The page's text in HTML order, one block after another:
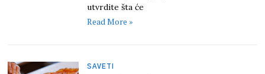
utvrdite šta će
Read More »
SAVETI